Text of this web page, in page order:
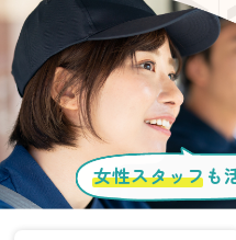
女性スタッフ も